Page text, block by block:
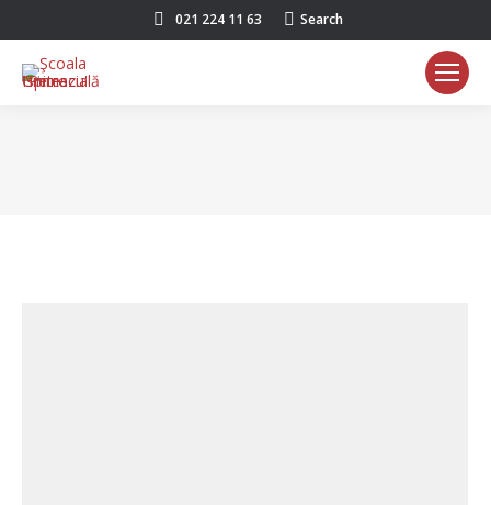
021 224 11 63 Search:
Search